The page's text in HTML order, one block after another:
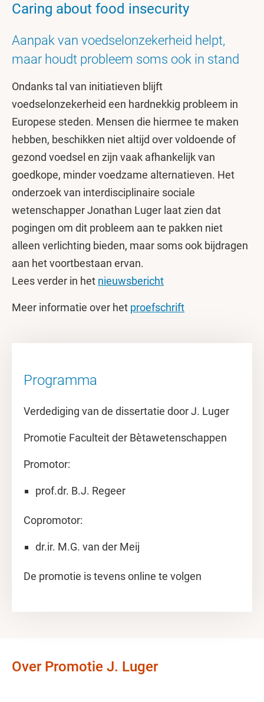
Caring about food insecurity
Aanpak van voedselonzekerheid helpt,
maar houdt probleem soms ook in stand
Ondanks tal van initiatieven blijft
voedselonzekerheid een hardnekkig probleem in
Europese steden. Mensen die hiermee te maken
hebben, beschikken niet altijd over voldoende of
gezond voedsel en zijn vaak afhankelijk van
goedkope, minder voedzame alternatieven. Het
onderzoek van interdisciplinaire sociale
wetenschapper Jonathan Luger laat zien dat
pogingen om dit probleem aan te pakken niet
alleen verlichting bieden, maar soms ook bijdragen
aan het voortbestaan ervan.
Lees verder in het nieuwsbericht
Meer informatie over het proefschrift
Programma
Verdediging van de dissertatie door J. Luger
Promotie Faculteit der Bètawetenschappen
Promotor:
prof.dr. B.J. Regeer
Copromotor:
dr.ir. M.G. van der Meij
De promotie is tevens online te volgen
Over Promotie J. Luger